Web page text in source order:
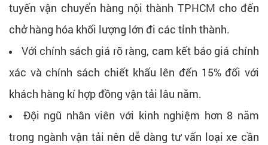
tuyến vận chuyển hàng nội thành TPHCM cho đến
chở hàng hóa khối lượng lớn đi các tỉnh thành.
Với chính sách giá rõ ràng, cam kết báo giá chính
xác và chính sách chiết khấu lên đến 15% đối với
khách hàng kí hợp đồng vận tải lâu năm.
Đội ngũ nhân viên với kinh nghiệm hơn 8 năm
trong ngành vận tải nên dễ dàng tư vấn loại xe cần